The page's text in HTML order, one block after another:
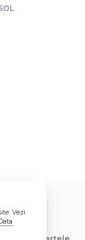
SRL
tva. Ofertele
Vezi